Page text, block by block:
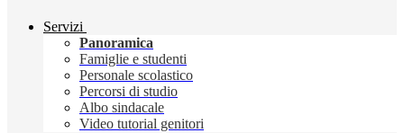
Servizi
Panoramica
Famiglie e studenti
Personale scolastico
Percorsi di studio
Albo sindacale
Video tutorial genitori